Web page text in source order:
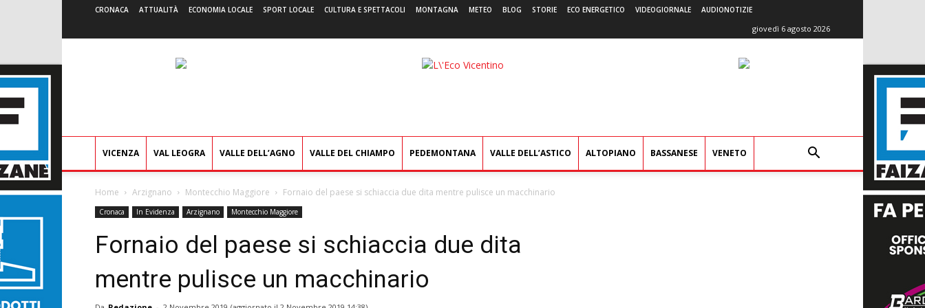
CRONACA ATTUALITÀ ECONOMIA LOCALE SPORT LOCALE CULTURA E SPETTACOLI MONTAGNA METEO BLOG STORIE ECO ENERGETICO VIDEOGIORNALE AUDIONOTIZIE
giovedì 6 agosto 2026
L'Eco
VICENZA VAL LEOGRA VALLE DELL’AGNO VALLE DEL CHIAMPO PEDEMONTANA VALLE DELL’ASTICO ALTOPIANO BASSANESE VENETO
Home Arzignano Montecchio Maggiore Fornaio del paese si schiaccia due dita mentre pulisce un macchinario
Cronaca In Evidenza Arzignano Montecchio Maggiore
Fornaio del paese si schiaccia due dita
mentre pulisce un macchinario